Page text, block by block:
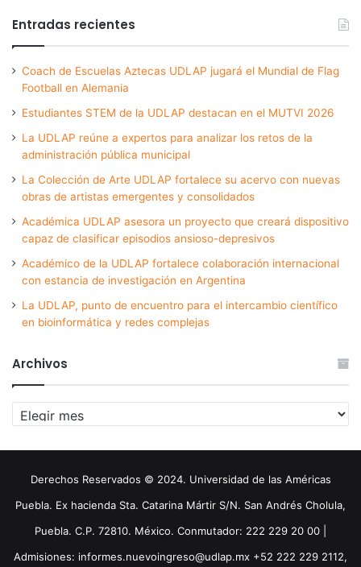
Entradas recientes
Coach de Escuelas Aztecas UDLAP jugará el Mundial de Flag
Football en Alemania
Estudiantes STEM de la UDLAP destacan en el MUTVI 2026
La UDLAP reúne a expertos para analizar los retos de la
administración pública municipal
La Colección de Arte UDLAP fortalece su acervo con nuevas
obras de artistas emergentes y consolidados
Académica UDLAP asesora un proyecto que creará dispositivo
capaz de clasificar episodios ansioso-depresivos
Académico de la UDLAP fortalece colaboración internacional
con estancia de investigación en Argentina
La UDLAP, punto de encuentro para el intercambio científico
en bioinformática y redes complejas
Archivos
Archivos
Derechos Reservados © 2024. Universidad de las Américas
Puebla. Ex hacienda Sta. Catarina Mártir S/N. San Andrés Cholula,
Puebla. C.P. 72810. México. Conmutador: 222 229 20 00 |
Admisiones: informes.nuevoingreso@udlap.mx +52 222 229 2112,